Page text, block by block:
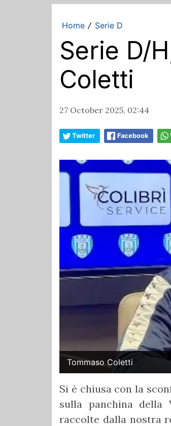
Home / Serie D
Serie D/
Coletti
27 October 2025, 02:44
Twitter Facebook
Tommaso Coletti
Si è chiusa con la
sulla panchina della
raccolte dalla nostra